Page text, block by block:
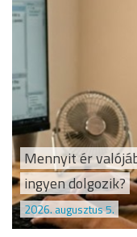
Mennyit ér
ingyen dolgozik?
2026. augusztus 5.